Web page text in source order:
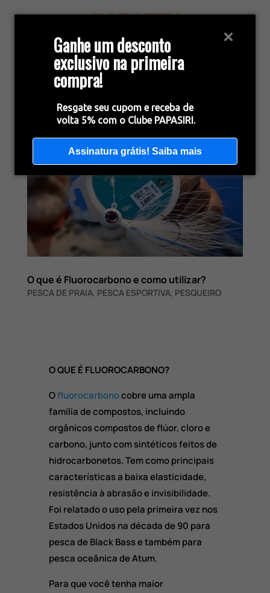
Ganhe um desconto
exclusivo na primeira
compra!
Resgate seu cupom e receba de
volta 5% com o Clube PAPASIRI.
Assinatura grátis! Saiba mais
O que é Fluorocarbono e como utilizar?
PESCA DE PRAIA, PESCA ESPORTIVA, PESQUEIRO
O QUE É FLUOROCARBONO?
Ofluorocarbonocobre uma ampla
família de compostos, incluindo
orgânicos compostos de flúor, cloro e
carbono, junto com sintéticos feitos de
hidrocarbonetos. Tem como principais
características a baixa elasticidade,
resistência à abrasão e invisibilidade.
Foi relatado o uso pela primeira vez nos
Estados Unidos na década de 90 para
pesca de Black Bass e também para
pesca oceânica de Atum.
Para que você tenha maior